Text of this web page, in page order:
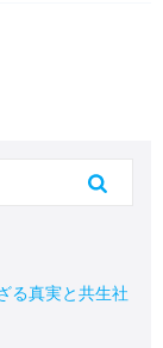
る真実と共生社